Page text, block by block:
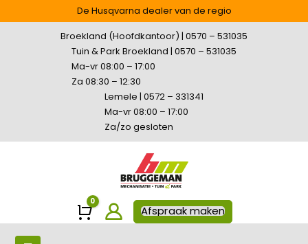
De Husqvarna dealer van de regio
Broekland (Hoofdkantoor) | 0570 – 531035
Tuin & Park Broekland | 0570 – 531035
Ma-vr 08:00 – 17:00
Za 08:30 – 12:30
Lemele | 0572 – 331341
Ma-vr 08:00 – 17:00
Za/zo gesloten
Winkelwagen
0
Afspraak maken